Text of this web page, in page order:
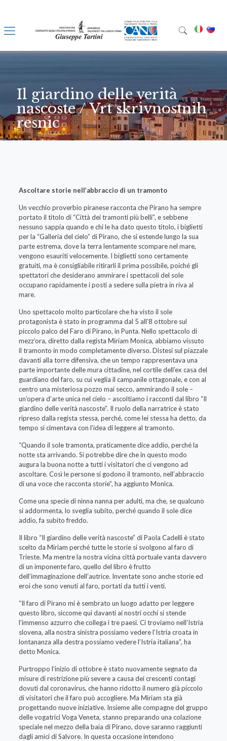
Il giardino delle verità
nascoste / Vrt skrivnostnih
resnic
Ascoltare storie nell’abbraccio di un tramonto
Un vecchio proverbio piranese racconta che Pirano ha sempre
portato il titolo di “Città dei tramonti più belli”, e sebbene
nessuno sappia quando e chi le ha dato questo titolo, i biglietti
per la “Galleria del cielo” di Pirano, che si estende lungo la sua
parte estrema, dove la terra lentamente scompare nel mare,
vengono esauriti velocemente. I biglietti sono certamente
gratuiti, ma è consigliabile ritirarli il prima possibile, poiché gli
spettatori che desiderano ammirare i spettacoli del sole
occupano rapidamente i posti a sedere sulla pietra in riva al
mare.
Uno spettacolo molto particolare che ha visto il sole
protagonista è stato in programma dal 5 all’8 ottobre sul
piccolo palco del Faro di Pirano, in Punta. Nello spettacolo di
mezz’ora, diretto dalla regista Miriam Monica, abbiamo vissuto
il tramonto in modo completamente diverso. Distesi sul piazzale
davanti alla torre difensiva, che un tempo rappresentava una
parte importante delle mura cittadine, nel cortile dell’ex casa del
guardiano del faro, su cui veglia il campanile ottagonale, e con al
centro una misteriosa pozzo mai secco, ammirando il sole –
un’opera d’arte unica nel cielo – ascoltiamo i racconti dal libro “Il
giardino delle verità nascoste”. Il ruolo della narratrice è stato
ripreso dalla regista stessa, perché, come lei stessa ha detto, da
tempo si cimentava con l’idea di leggere al tramonto.
“Quando il sole tramonta, praticamente dice addio, perché la
notte sta arrivando. Si potrebbe dire che in questo modo
augura la buona notte a tutti i visitatori che ci vengono ad
ascoltare. Così le persone si godono il tramonto, nell’abbraccio
di una voce che racconta storie”, ha aggiunto Monica.
Come una specie di ninna nanna per adulti, ma che, se qualcuno
si addormenta, lo sveglia subito, perché quando il sole dice
addio, fa subito freddo.
Il libro “Il giardino delle verità nascoste” di Paola Cadelli è stato
scelto da Miriam perché tutte le storie si svolgono al faro di
Trieste. Ma mentre la nostra vicina città portuale vanta davvero
di un imponente faro, quello del libro è frutto
dell’immaginazione dell’autrice. Inventate sono anche storie ed
eroi che sono venuti al faro, portati da tutti i venti.
“Il faro di Pirano mi è sembrato un luogo adatto per leggere
questo libro, siccome qui davanti ai nostri occhi si stende
l’immenso azzurro che collega i tre paesi. Ci troviamo nell’Istria
slovena, alla nostra sinistra possiamo vedere l’Istria croata in
lontananza alla destra possiamo vedere l’Istria italiana”, ha
detto Monica.
Purtroppo l’inizio di ottobre è stato nuovamente segnato da
misure di restrizione più severe a causa dei crescenti contagi
dovuti dal coronavirus, che hanno ridotto il numero già piccolo
di visitatori che il faro può accogliere. Ma Miriam sta già
progettando nuove iniziative. Insieme alle compagne del gruppo
delle vogatrici Voga Veneta, stanno preparando una colazione
speciale nel mezzo della baia di Pirano, dove saranno raggiunti
dagli amici di Salvore. In questa occasione intendono